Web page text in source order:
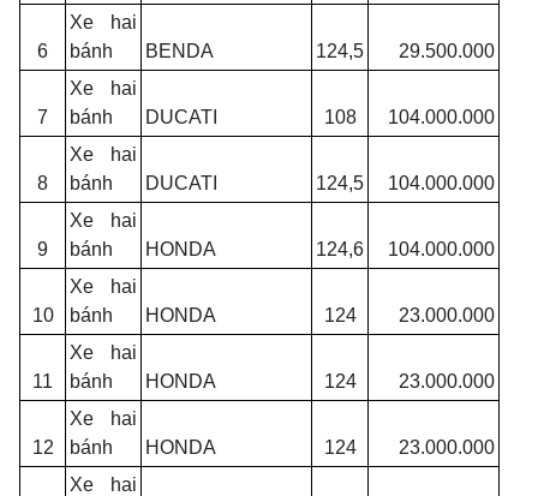
6
Xe hai
bánh
BENDA 124,5 29.500.000
7
Xe hai
bánh
DUCATI 108 104.000.000
8
Xe hai
bánh
DUCATI 124,5 104.000.000
9
Xe hai
bánh
HONDA 124,6 104.000.000
10
Xe hai
bánh
HONDA 124 23.000.000
11
Xe hai
bánh
HONDA 124 23.000.000
12
Xe hai
bánh
HONDA 124 23.000.000
Xe hai